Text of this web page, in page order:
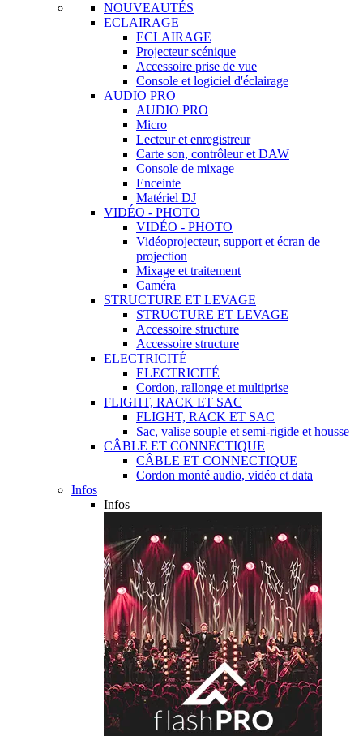
NOUVEAUTÉS
ECLAIRAGE
ECLAIRAGE
Projecteur scénique
Accessoire prise de vue
Console et logiciel d'éclairage
AUDIO PRO
AUDIO PRO
Micro
Lecteur et enregistreur
Carte son, contrôleur et DAW
Console de mixage
Enceinte
Matériel DJ
VIDÉO - PHOTO
VIDÉO - PHOTO
Vidéoprojecteur, support et écran de
projection
Mixage et traitement
Caméra
STRUCTURE ET LEVAGE
STRUCTURE ET LEVAGE
Accessoire structure
Accessoire structure
ELECTRICITÉ
ELECTRICITÉ
Cordon, rallonge et multiprise
FLIGHT, RACK ET SAC
FLIGHT, RACK ET SAC
Sac, valise souple et semi-rigide et housse
CÂBLE ET CONNECTIQUE
CÂBLE ET CONNECTIQUE
Cordon monté audio, vidéo et data
Infos
Infos